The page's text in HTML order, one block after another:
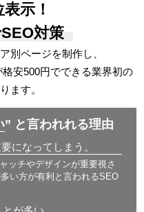
示！
対策
別ページを制作し、
安500円でできる業界初の
ます。
” と言われれる理由
になってしまう。
ッチやデザインが重要視さ
い方が有利と言われるSEO